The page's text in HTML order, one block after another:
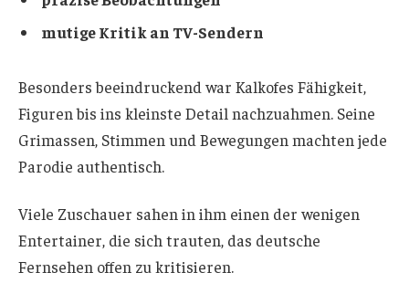
mutige Kritik an TV-Sendern
Besonders beeindruckend war Kalkofes Fähigkeit,
Figuren bis ins kleinste Detail nachzuahmen. Seine
Grimassen, Stimmen und Bewegungen machten jede
Parodie authentisch.
Viele Zuschauer sahen in ihm einen der wenigen
Entertainer, die sich trauten, das deutsche
Fernsehen offen zu kritisieren.